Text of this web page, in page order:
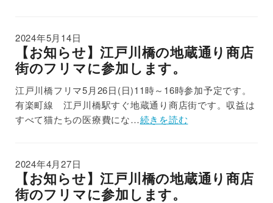
2024年5月14日
【お知らせ】江戸川橋の地蔵通り商店
街のフリマに参加します。
江戸川橋フリマ5月26日(日)11時～16時参加予定です。
有楽町線 江戸川橋駅すぐ地蔵通り商店街です。収益は
すべて猫たちの医療費にな…続きを読む
2024年4月27日
【お知らせ】江戸川橋の地蔵通り商店
街のフリマに参加します。